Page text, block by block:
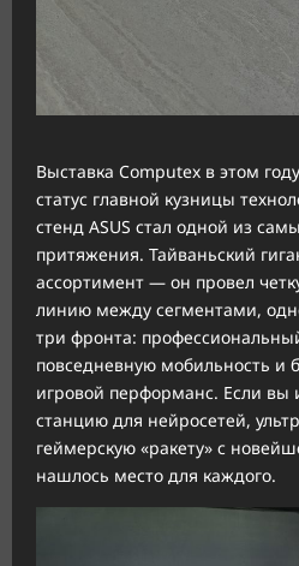
Выставка Computex в этом
статус главной кузницы
стенд ASUS стал одной из
притяжения. Тайваньский
ассортимент — он провел
линию между сегментами,
три фронта:
повседневную мобильность и
игровой перформанс. Если вы
станцию для нейросетей,
геймерскую «ракету» с
нашлось место для каждого.